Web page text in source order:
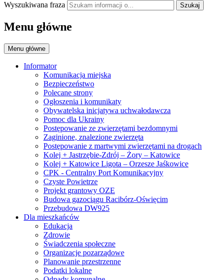
Wyszukiwana fraza Szukaj
Menu główne
Menu główne
Informator
Komunikacja miejska
Bezpieczeństwo
Polecane strony
Ogłoszenia i komunikaty
Obywatelska inicjatywa uchwałodawcza
Pomoc dla Ukrainy
Postępowanie ze zwierzętami bezdomnymi
Zaginione, znalezione zwierzęta
Postępowanie z martwymi zwierzętami na drogach
Kolej + Jastrzębie-Zdrój – Żory – Katowice
Kolej + Katowice Ligota – Orzesze Jaśkowice
CPK - Centralny Port Komunikacyjny
Czyste Powietrze
Projekt grantowy OZE
Budowa gazociągu Racibórz-Oświęcim
Przebudowa DW925
Dla mieszkańców
Edukacja
Zdrowie
Świadczenia społeczne
Organizacje pozarządowe
Planowanie przestrzenne
Podatki lokalne